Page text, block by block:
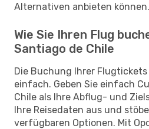
Alternativen anbieten können.
Wie Sie Ihren Flug
Santiago de Chile
Die Buchung Ihrer
einfach. Geben Sie einfach
Chile als Ihre Abflug- und
Ihre Reisedaten aus und
verfügbaren Optionen. Mit